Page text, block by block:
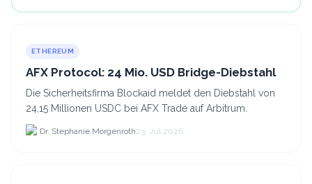
ETHEREUM
AFX Protocol: 24 Mio. USD Bridge-Diebstahl
Die Sicherheitsfirma Blockaid meldet den Diebstahl von
24,15 Millionen USDC bei AFX Trade auf Arbitrum.
Dr. Stephanie Morgenroth23. Jul 2026